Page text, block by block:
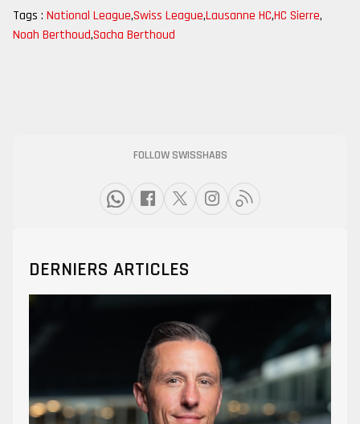
Tags : National League,Swiss League,Lausanne HC,HC Sierre,
Noah Berthoud,Sacha Berthoud
FOLLOW SWISSHABS
DERNIERS ARTICLES